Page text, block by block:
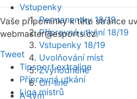
Vstupenky
Permanentky 18/19
Přípravná utkání 18/19
Vstupenky 18/19
Uvolňování míst
Zvýhodněné
On-line
A-tým
Vaše připomínky k této stránce
webmaster@esports.cz.
Tweet
Tipsport extraliga
Přípravná utkání
Liga mistrů